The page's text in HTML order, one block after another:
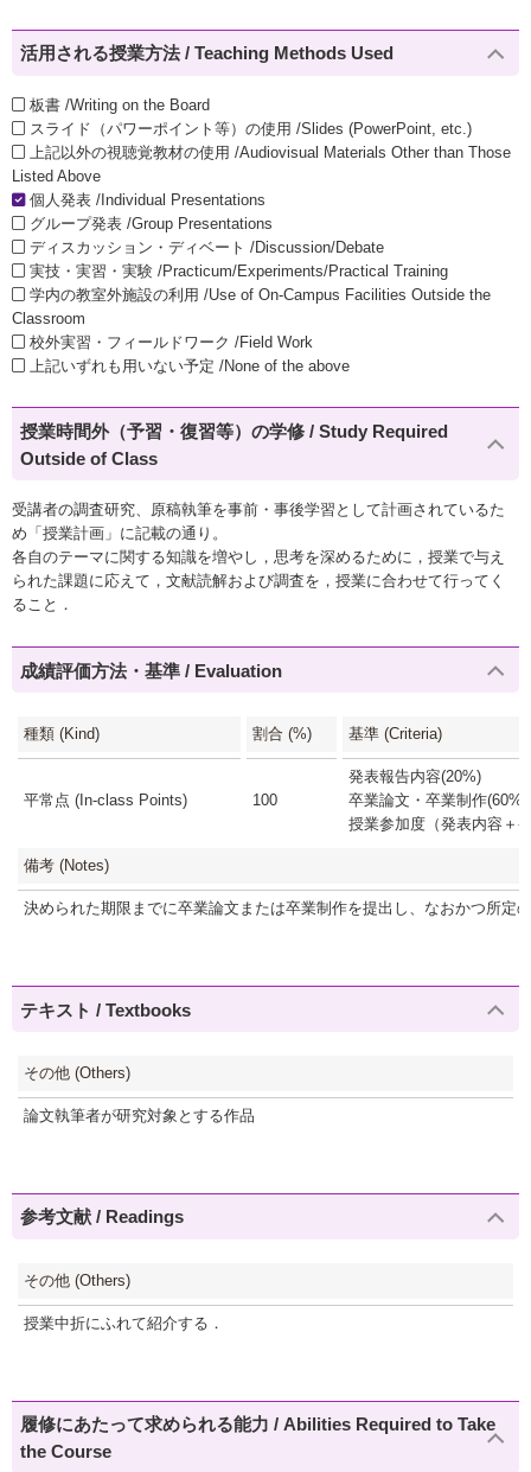
活用される授業方法 / Teaching Methods Used
板書 /Writing on the Board
スライド（パワーポイント等）の使用 /Slides (PowerPoint, etc.)
上記以外の視聴覚教材の使用 /Audiovisual Materials Other than Those
Listed Above
個人発表 /Individual Presentations
グループ発表 /Group Presentations
ディスカッション・ディベート /Discussion/Debate
実技・実習・実験 /Practicum/Experiments/Practical Training
学内の教室外施設の利用 /Use of On-Campus Facilities Outside the
Classroom
校外実習・フィールドワーク /Field Work
上記いずれも用いない予定 /None of the above
授業時間外（予習・復習等）の学修 / Study Required
Outside of Class
受講者の調査研究、原稿執筆を事前・事後学習として計画されているた
め「授業計画」に記載の通り。
各自のテーマに関する知識を増やし，思考を深めるために，授業で与え
られた課題に応えて，文献読解および調査を，授業に合わせて行ってく
ること．
成績評価方法・基準 / Evaluation
種類 (Kind) 割合 (%) 基準 (Criteria)
平常点 (In-class Points) 100
発表報告内容(20%)
卒業論文・卒業制作(60%)
授業参加度（発表内容＋
備考 (Notes)
決められた期限までに卒業論文または卒業制作を提出し、なおかつ所定
テキスト / Textbooks
その他 (Others)
論文執筆者が研究対象とする作品
参考文献 / Readings
その他 (Others)
授業中折にふれて紹介する．
履修にあたって求められる能力 / Abilities Required to Take
the Course